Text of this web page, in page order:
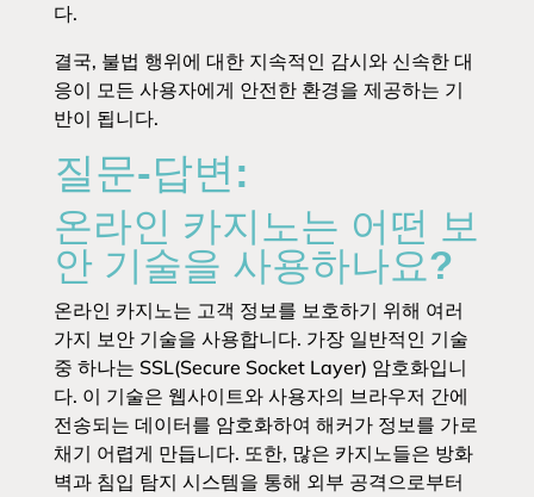
다.
결국, 불법 행위에 대한 지속적인 감시와 신속한 대
응이 모든 사용자에게 안전한 환경을 제공하는 기
반이 됩니다.
질문-답변:
온라인 카지노는 어떤 보
안 기술을 사용하나요?
온라인 카지노는 고객 정보를 보호하기 위해 여러
가지 보안 기술을 사용합니다. 가장 일반적인 기술
중 하나는 SSL(Secure Socket Layer) 암호화입니
다. 이 기술은 웹사이트와 사용자의 브라우저 간에
전송되는 데이터를 암호화하여 해커가 정보를 가로
채기 어렵게 만듭니다. 또한, 많은 카지노들은 방화
벽과 침입 탐지 시스템을 통해 외부 공격으로부터